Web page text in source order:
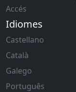
Accés
Idiomes
Castellano
Català
Galego
Português